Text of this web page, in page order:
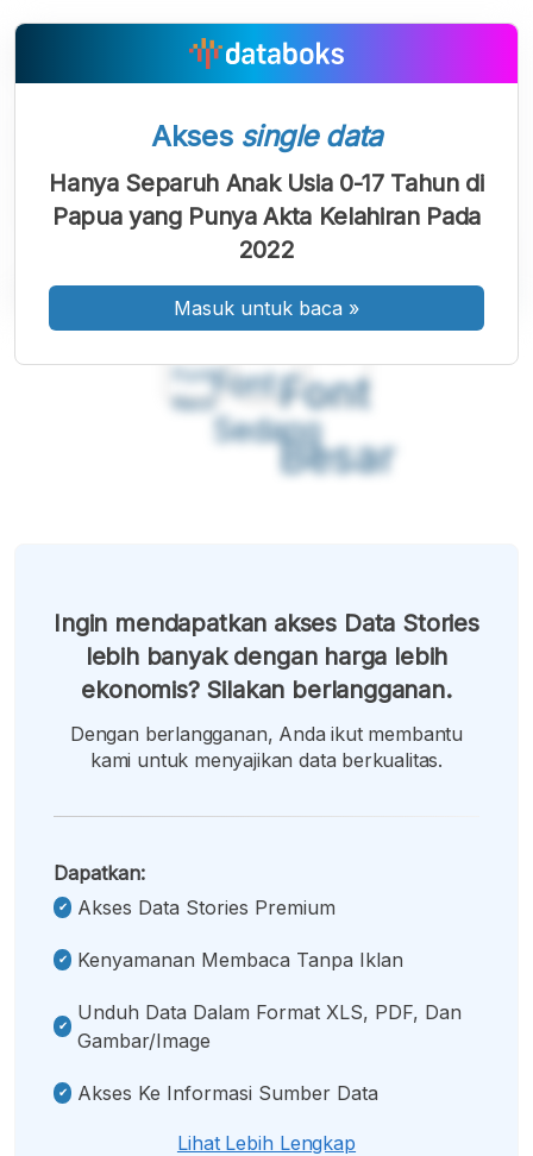
Font
Kecil
Font
Sedang
Font
Besar
Akses single data
Hanya Separuh Anak Usia 0-17 Tahun di
Papua yang Punya Akta Kelahiran Pada
2022
Masuk untuk baca »
Ingin mendapatkan akses Data Stories
lebih banyak dengan harga lebih
ekonomis? Silakan berlangganan.
Dengan berlangganan, Anda ikut membantu
kami untuk menyajikan data berkualitas.
Dapatkan:
Akses Data Stories Premium
Kenyamanan Membaca Tanpa Iklan
Unduh Data Dalam Format XLS, PDF, Dan
Gambar/image
Akses Ke Informasi Sumber Data
Lihat Lebih Lengkap